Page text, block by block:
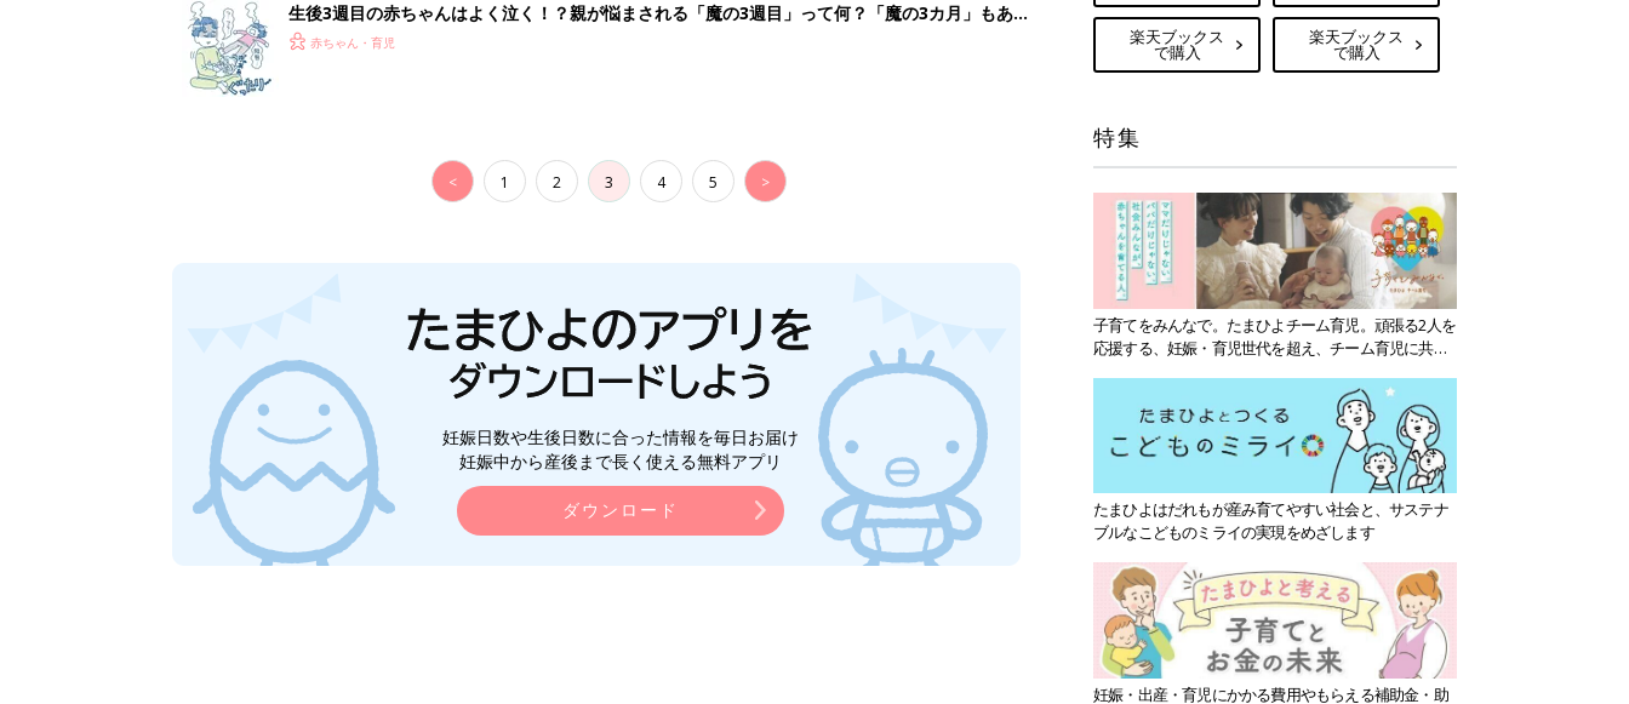
楽天ブックス
で購入
楽天ブックス
で購入
特集
子育てをみんなで。たまひよチーム育児。頑張る2人を
応援する、妊娠・育児世代を超え、チーム育児に共感
たまひよはだれもが産み育てやすい社会と、サステナ
ブルなこどものミライの実現をめざします
妊娠・出産・育児にかかる費用やもらえる補助金・助